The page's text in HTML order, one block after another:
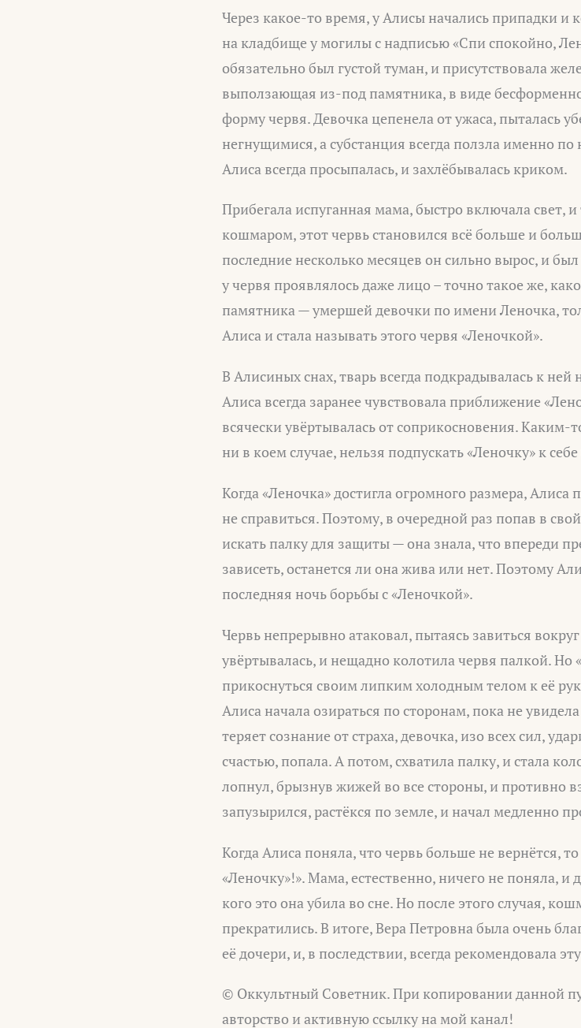
Через какое-то время, у Алисы начались припадки и
на кладбище у могилы с надписью «Спи спокойно,
обязательно был густой туман, и присутствовала
выползающая из-под памятника, в виде
форму червя. Девочка цепенела от ужаса, пыталась
негнущимися, а субстанция всегда ползла именно
Алиса всегда просыпалась, и захлёбывалась криком.
Прибегала испуганная мама, быстро включала свет,
кошмаром, этот червь становился всё больше и
последние несколько месяцев он сильно вырос, и
у червя проявлялось даже лицо – точно такое же,
памятника — умершей девочки по имени Леночка,
Алиса и стала называть этого червя «Леночкой».
В Алисиных снах, тварь всегда подкрадывалась к ней
Алиса всегда заранее чувствовала приближение
всячески увёртывалась от соприкосновения. Каким-
ни в коем случае, нельзя подпускать «Леночку» к
Когда «Леночка» достигла огромного размера,
не справиться. Поэтому, в очередной раз попав в
искать палку для защиты — она знала, что впереди
зависеть, останется ли она жива или нет. Поэтому
последняя ночь борьбы с «Леночкой».
Червь непрерывно атаковал, пытаясь завиться
увёртывалась, и нещадно колотила червя палкой. Но
прикоснуться своим липким холодным телом к её
Алиса начала озираться по сторонам, пока не
теряет сознание от страха, девочка, изо всех сил,
счастью, попала. А потом, схватила палку, и стала
лопнул, брызнув жижей во все стороны, и противно
запузырился, растёкся по земле, и начал медленно
Когда Алиса поняла, что червь больше не вернётся,
«Леночку»!». Мама, естественно, ничего не поняла, и
кого это она убила во сне. Но после этого случая,
прекратились. В итоге, Вера Петровна была очень
её дочери, и, в последствии, всегда рекомендовала
© Оккультный Советник. При копировании данной
авторство и активную ссылку на мой канал!